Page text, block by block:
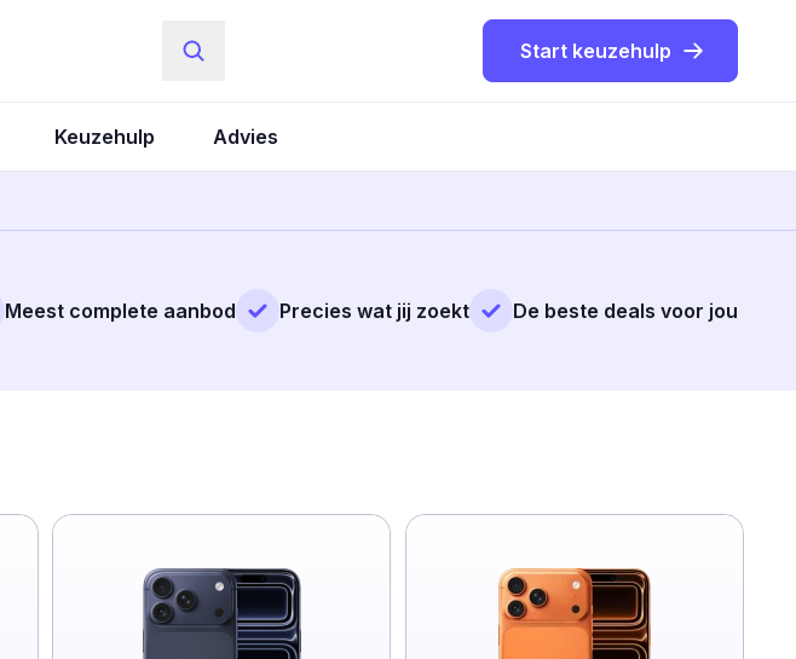
Start keuzehulp
Keuzehulp Advies
Meest complete aanbod Precies wat jij zoekt De beste deals voor jou